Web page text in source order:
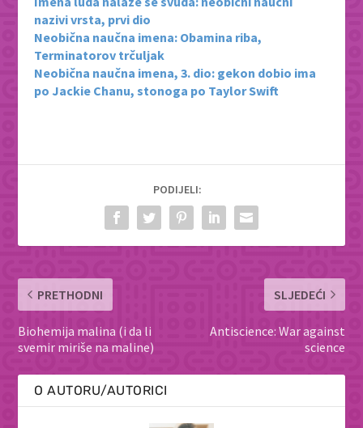
nazivi vrsta, prvi dio
Neobična naučna imena: Obamina riba,
Terminatorov trčuljak
Neobična naučna imena, 3. dio: gekon dobio ima
po Jackie Chanu, stonoga po Taylor Swift
PODIJELI:
PRETHODNI
Biohemija malina (i da li
svemir miriše na maline)
SLJEDEĆI
Antiscience: War against
science
O AUTORU/AUTORICI